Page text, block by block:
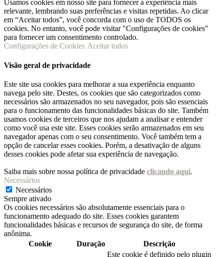
Usamos cookies em nosso site para fornecer a experiência mais
relevante, lembrando suas preferências e visitas repetidas. Ao clicar
em “Aceitar todos”, você concorda com o uso de TODOS os
cookies. No entanto, você pode visitar "Configurações de cookies"
para fornecer um consentimento controlado.
Configurações de Cookies Aceitar todos
Visão geral de privacidade
Este site usa cookies para melhorar a sua experiência enquanto
navega pelo site. Destes, os cookies que são categorizados como
necessários são armazenados no seu navegador, pois são essenciais
para o funcionamento das funcionalidades básicas do site. Também
usamos cookies de terceiros que nos ajudam a analisar e entender
como você usa este site. Esses cookies serão armazenados em seu
navegador apenas com o seu consentimento. Você também tem a
opção de cancelar esses cookies. Porém, a desativação de alguns
desses cookies pode afetar sua experiência de navegação.
Saiba mais sobre nossa política de privacidade clicando aqui.
Necessários
Necessários
Sempre ativado
Os cookies necessários são absolutamente essenciais para o
funcionamento adequado do site. Esses cookies garantem
funcionalidades básicas e recursos de segurança do site, de forma
anônima.
Cookie
Duração Descrição
Este cookie é definido pelo plugin